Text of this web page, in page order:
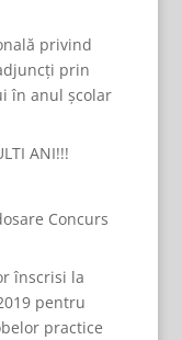
privind
prin
în anul școlar
ANI!!!
Concurs
înscrisi la
pentru
practice